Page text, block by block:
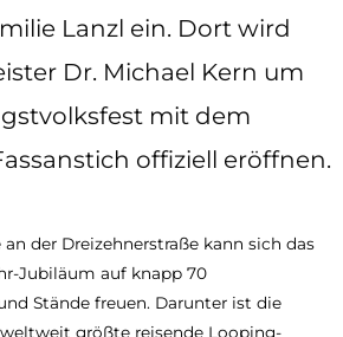
Lanzl ein. Dort wird
Dr. Michael Kern um
mit dem
offiziell eröffnen.
der Dreizehnerstraße kann sich das
Jubiläum auf knapp 70
Stände freuen. Darunter ist die
weltweit größte reisende Looping-